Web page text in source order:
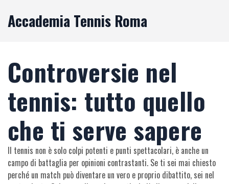
Accademia Tennis Roma
Controversie nel
tennis: tutto quello
che ti serve sapere
Il tennis non è solo colpi potenti e punti spettacolari, è anche un
campo di battaglia per opinioni contrastanti. Se ti sei mai chiesto
perché un match può diventare un vero e proprio dibattito, sei nel